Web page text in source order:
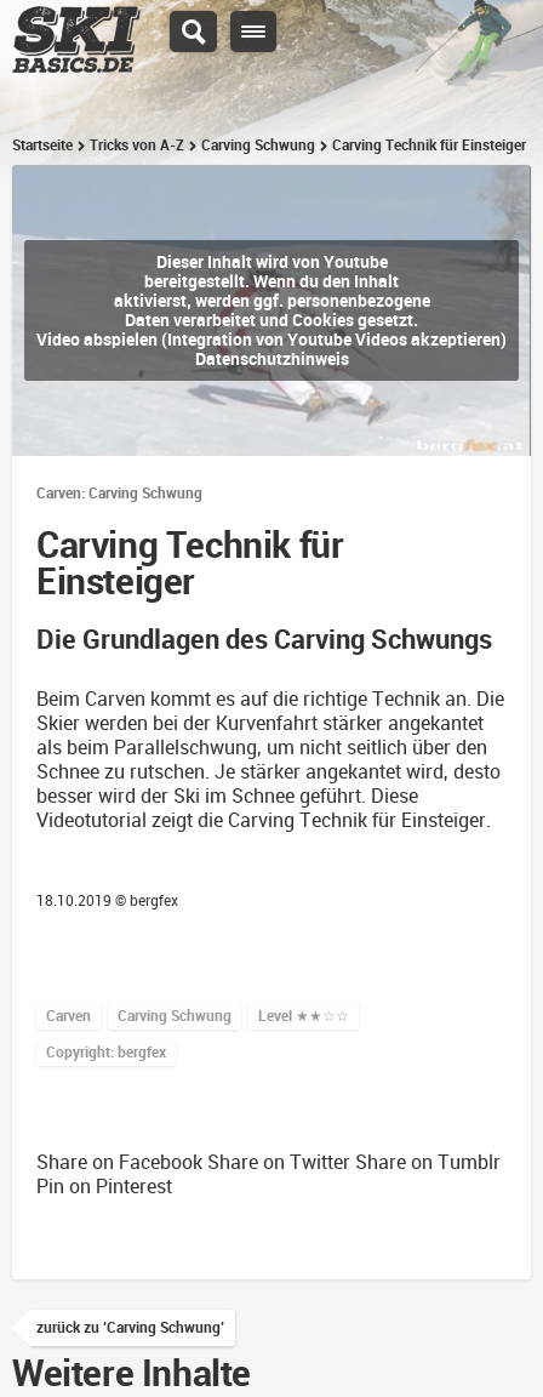
Startseite Tricks von A-Z Carving Schwung Carving Technik für Einsteiger
Dieser Inhalt wird von Youtube
bereitgestellt. Wenn du den Inhalt
aktivierst, werden ggf. personenbezogene
Daten verarbeitet und Cookies gesetzt.
Video abspielen (Integration von Youtube Videos akzeptieren)
Datenschutzhinweis
Carven: Carving Schwung
Carving Technik für
Einsteiger
Die Grundlagen des Carving Schwungs
Beim Carven kommt es auf die richtige Technik an. Die
Skier werden bei der Kurvenfahrt stärker angekantet
als beim Parallelschwung, um nicht seitlich über den
Schnee zu rutschen. Je stärker angekantet wird, desto
besser wird der Ski im Schnee geführt. Diese
Videotutorial zeigt die Carving Technik für Einsteiger.
18.10.2019 © bergfex
Carven Carving Schwung Level ★★☆☆
Copyright: bergfex
Share on Facebook Share on Twitter Share on Tumblr
Pin on Pinterest
zurück zu 'Carving Schwung'
Weitere Inhalte